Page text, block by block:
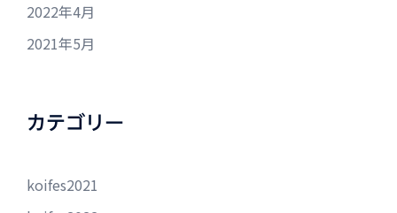
2022年4月
2021年5月
カテゴリー
koifes2021